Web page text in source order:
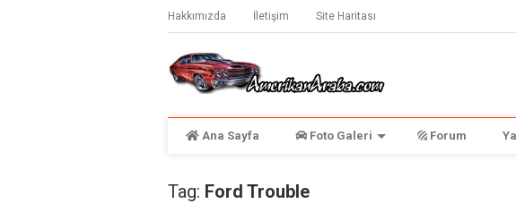
Hakkımızda İletişim Site Haritası
Ana Sayfa Foto Galeri Forum
Tag: Ford Trouble